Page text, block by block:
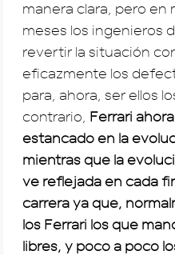
manera clara, pero en
meses los ingenieros
revertir la situación
eficazmente los
para, ahora, ser ellos
contrario, Ferrari
estancado en la
mientras que la
ve reflejada en cada
carrera ya que,
los Ferrari los que
libres, y poco a poco